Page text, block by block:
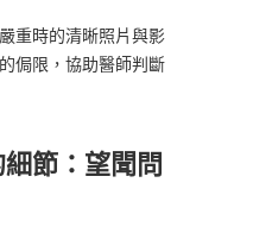
重時的清晰照片與影
侷限，協助醫師判斷
節：望聞問